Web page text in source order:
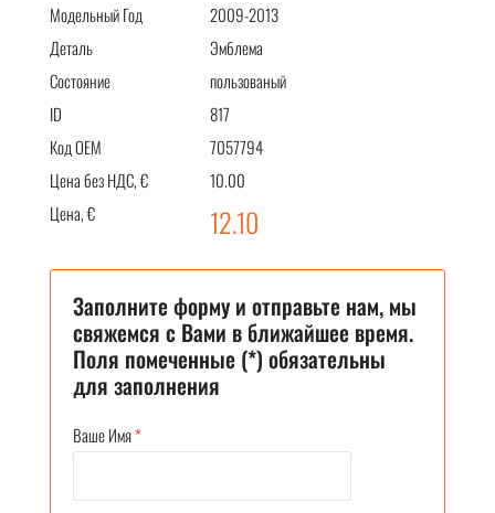
Модельный Год
2009-2013
Деталь
Эмблема
Состояние
пользованый
ID
817
Код OEM
7057794
Цена без НДС, €
10.00
Цена, €
12.10
Заполните форму и отправьте нам, мы
свяжемся с Вами в ближайшее время.
Поля помеченные (*) обязательны
для заполнения
Ваше Имя*